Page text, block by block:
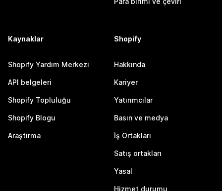
Kaynaklar
Shopify Yardım Merkezi
API belgeleri
Shopify Topluluğu
Shopify Blogu
Araştırma
Shopify
Hakkında
Kariyer
Yatırımcılar
Basın ve medya
İş Ortakları
Satış ortakları
Yasal
Hizmet durumu